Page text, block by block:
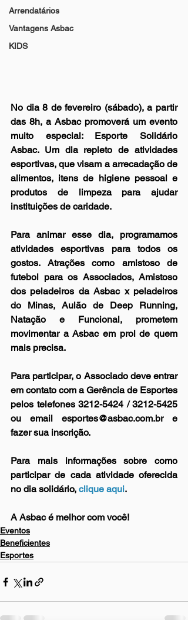
Arrendatários
Vantagens Asbac
KIDS
No dia 8 de fevereiro (sábado), a partir
das 8h, a Asbac promoverá um evento
muito especial: Esporte Solidário
Asbac. Um dia repleto de atividades
esportivas, que visam a arrecadação de
alimentos, itens de higiene pessoal e
produtos de limpeza para ajudar
instituições de caridade.
Para animar esse dia, programamos
atividades esportivas para todos os
gostos. Atrações como amistoso de
futebol para os Associados, Amistoso
dos peladeiros da Asbac x peladeiros
do Minas, Aulão de Deep Running,
Natação e Funcional, prometem
movimentar a Asbac em prol de quem
mais precisa.
Para participar, o Associado deve entrar
em contato com a Gerência de Esportes
pelos telefones 3212-5424 / 3212-5425
ou email esportes@asbac.com.br e
fazer sua inscrição.
Para mais informações sobre como
participar de cada atividade oferecida
no dia solidário, clique aqui.
A Asbac é melhor com você!
Eventos
Beneficientes
Esportes